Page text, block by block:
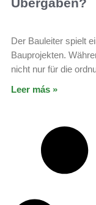
Der Bauleiter spielt
Bauprojekten.
nicht nur für die
Leer más »